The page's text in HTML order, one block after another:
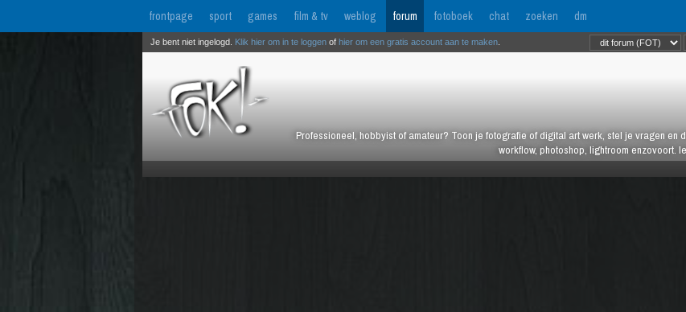
frontpage sport games film & tv weblog forum fotoboek chat zoeken dm
Professioneel, hobbyist of amateur? Toon je fotografie of digital art werk, stel je vragen en
workflow, photoshop, lightroom enzovoort.
Je bent niet ingelogd. Klik hier om in te loggen of hier om een gratis account aan te maken